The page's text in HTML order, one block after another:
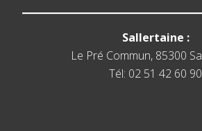
Sallertaine :
Le Pré Commun, 85300
Tél: 02 51 42 60 90